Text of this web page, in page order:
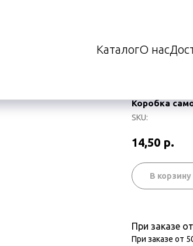
КаталогО нас
Коробка
SKU:
14,50 р.
В корзину
При заказе
При заказе от